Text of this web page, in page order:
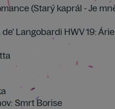
(Starý kaprál - Je
Langobardi HWV 19: Árie
Smrt Borise